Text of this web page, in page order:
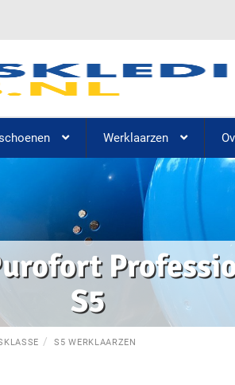
Werklaarzen
S5
S5 WERKLAARZEN